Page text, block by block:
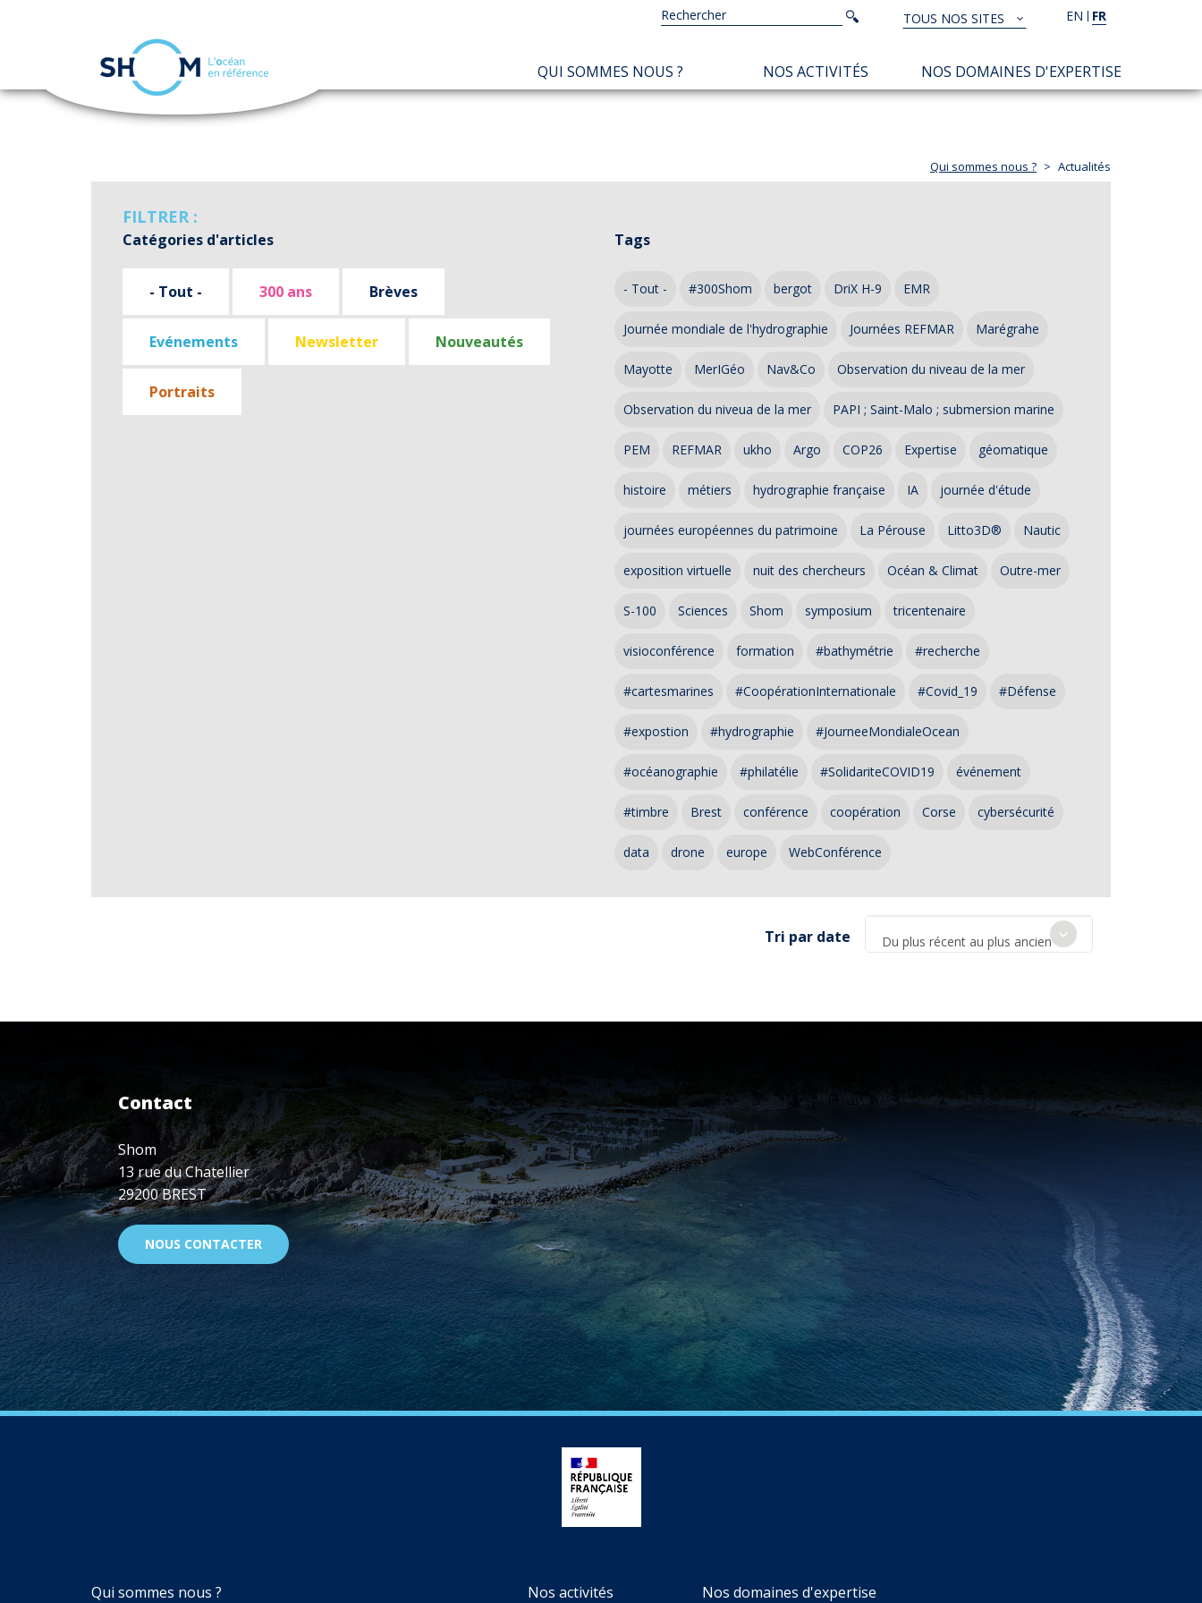
Aller
EN FR
TOUS
NOS
SITES
TOUS NOS SITES
Rechercher
Rechercher
NAVIGATION
PRINCIPALE
QUI SOMMES NOUS ? NOS ACTIVITÉS NOS DOMAINES D'EXPERTISE
Qui sommes nous ? Actualités
FILTRER :
Catégories d'articles
- Tout - 300 ans Brèves
Evénements Newsletter Nouveautés
Portraits
Tags
- Tout - #300Shom bergot DriX H-9 EMR
Journée mondiale de l'hydrographie Journées REFMAR Marégrahe
Mayotte MerIGéo Nav&Co Observation du niveau de la mer
Observation du niveua de la mer PAPI ; Saint-Malo ; submersion marine
PEM REFMAR ukho Argo COP26 Expertise géomatique
histoire métiers hydrographie française IA journée d'étude
journées européennes du patrimoine La Pérouse Litto3D® Nautic
exposition virtuelle nuit des chercheurs Océan & Climat Outre-mer
S-100 Sciences Shom symposium tricentenaire
visioconférence formation #bathymétrie #recherche
#cartesmarines #CoopérationInternationale #Covid_19 #Défense
#expostion #hydrographie #JourneeMondialeOcean
#océanographie #philatélie #SolidariteCOVID19 événement
#timbre Brest conférence coopération Corse cybersécurité
data drone europe WebConférence
Tri par date Du plus récent au plus ancien
Contact
Shom
13 rue du Chatellier
29200 BREST
NOUS CONTACTER
NAVIGATION
Qui sommes nous ? Nos activités Nos domaines d'expertise